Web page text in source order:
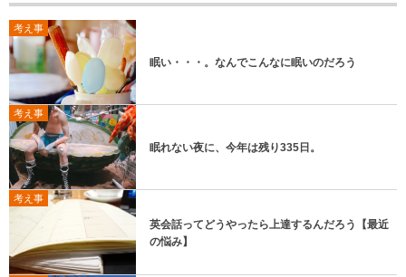
考え事
眠い・・・。なんでこんなに眠いのだろう
考え事
眠れない夜に、今年は残り335日。
考え事
英会話ってどうやったら上達するんだろう【最近
の悩み】